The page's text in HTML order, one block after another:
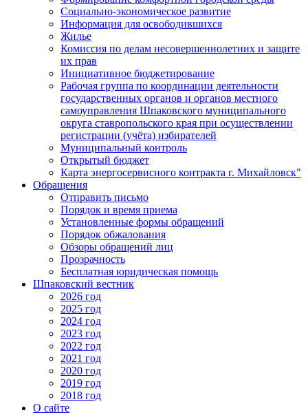
Социально-экономическое развитие
Информация для освободившихся
Жилье
Комиссия по делам несовершеннолетних и защите
их прав
Инициативное бюджетирование
Рабочая группа по координации деятельности
государственных органов и органов местного
самоуправления Шпаковского муниципального
округа ставропольского края при осуществлении
регистрации (учёта) избирателей
Муниципальный контроль
Открытый бюджет
Карта энергосервисного контракта г. Михайловск"
Обращения
Отправить письмо
Порядок и время приема
Установленные формы обращений
Порядок обжалования
Обзоры обращений лиц
Прозрачность
Бесплатная юридическая помощь
Шпаковский вестник
2026 год
2025 год
2024 год
2023 год
2022 год
2021 год
2020 год
2019 год
2018 год
О сайте